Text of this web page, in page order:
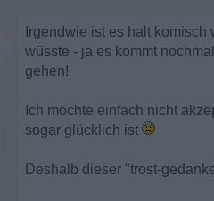
Irgendwie ist es halt
wüsste - ja es kommt
gehen!
Ich möchte einfach nicht
sogar glücklich ist
Deshalb dieser "trost-